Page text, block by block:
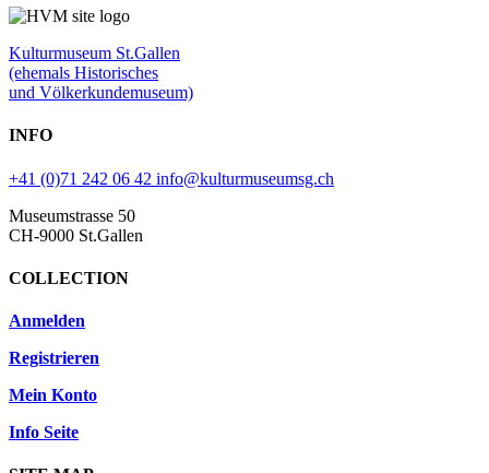
Kulturmuseum St.Gallen
(ehemals Historisches
und Völkerkundemuseum)
INFO
+41 (0)71 242 06 42 info@kulturmuseumsg.ch
Museumstrasse 50
CH-9000 St.Gallen
COLLECTION
Anmelden
Registrieren
Mein Konto
Info Seite